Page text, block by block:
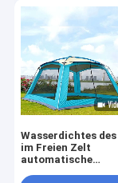
Wasserdichtes des
im Freien Zelt
automatische